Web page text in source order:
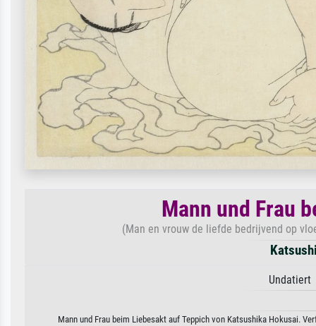
Mann und Frau
(Man en vrouw de liefde bedrijvend op
Undatiert
Mann und Frau beim Liebesakt auf Teppich von Katsushika Hokusai.